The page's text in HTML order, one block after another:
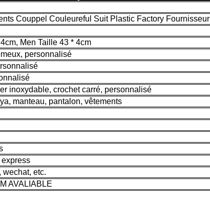
Couppel Couleureful Suit Plastic Factory Fournisseur
Men Taille 43 * 4cm
personnalisé
inoxydable, crochet carré, personnalisé
manteau, pantalon, vêtements
express
wechat, etc.
AVALIABLE